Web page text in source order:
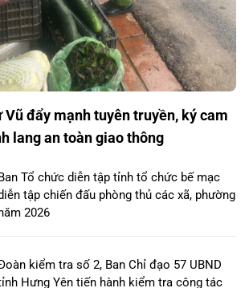
Vũ đẩy mạnh tuyên truyền, ký cam
lang an toàn giao thông
Ban Tổ chức diễn tập tỉnh tổ chức bế mạc
tập chiến đấu phòng thủ các xã, phường
2026
kiểm tra số 2, Ban Chỉ đạo 57 UBND
Hưng Yên tiến hành kiểm tra công tác